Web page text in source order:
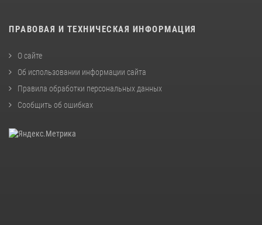
ПРАВОВАЯ И ТЕХНИЧЕСКАЯ ИНФОРМАЦИЯ
О сайте
Об использовании информации сайта
Правила обработки персональных данных
Сообщить об ошибках